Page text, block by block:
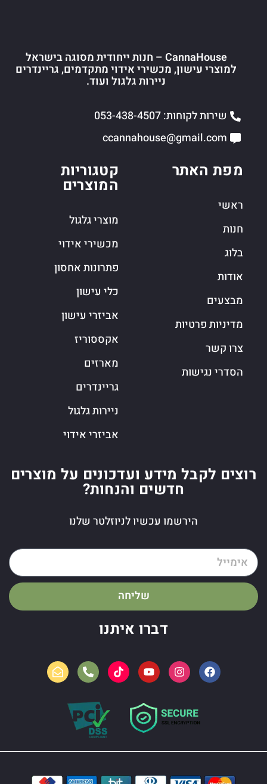
CannaHouse – חנות ייחודית מסוגה בישראל
למוצרי עישון, מכשירי אידוי מתקדמים, גריינדרים
ניירות גלגול ועוד.
שירות לקוחות: 053-438-4507
ccannahouse@gmail.com
מפת האתר
ראשי
חנות
בלוג
אודות
מבצעים
מדיניות פרטיות
צרו קשר
הסדרי נגישות
קטגוריות
המוצרים
מוצרי גלגול
מכשירי אידוי
פתרונות אחסון
כלי עישון
אביזרי עישון
אקססוריז
מארזים
גריינדרים
ניירות גלגול
אביזרי אידוי
רוצים לקבל מידע ועדכונים על מוצרים
חדשים והנחות?
הירשמו עכשיו לניוזלטר שלנו
שליחה
דברו איתנו